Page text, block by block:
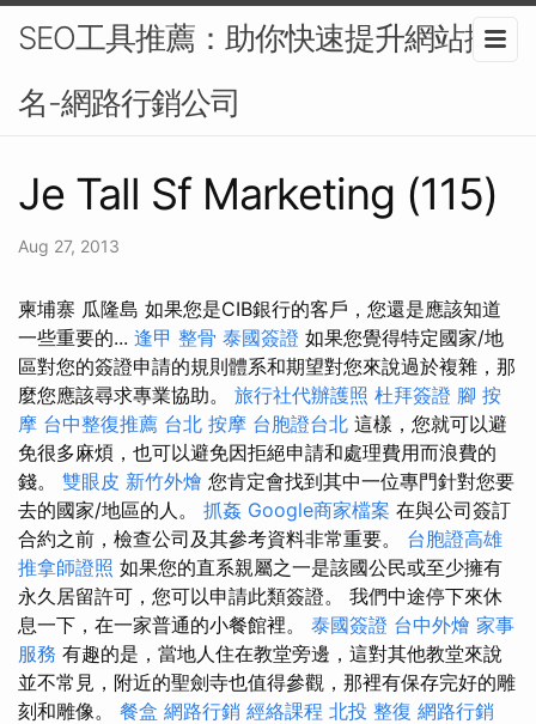
SEO工具推薦：助你快速提升網站排
名-網路行銷公司
Je Tall Sf Marketing (115)
Aug 27, 2013
柬埔寨 瓜隆島 如果您是CIB銀行的客戶，您還是應該知道
一些重要的... 逢甲 整骨 泰國簽證 如果您覺得特定國家/地
區對您的簽證申請的規則體系和期望對您來說過於複雜，那
麼您應該尋求專業協助。 旅行社代辦護照 杜拜簽證 腳 按
摩 台中整復推薦 台北 按摩 台胞證台北 這樣，您就可以避
免很多麻煩，也可以避免因拒絕申請和處理費用而浪費的
錢。 雙眼皮 新竹外燴 您肯定會找到其中一位專門針對您要
去的國家/地區的人。 抓姦 Google商家檔案 在與公司簽訂
合約之前，檢查公司及其參考資料非常重要。 台胞證高雄
推拿師證照 如果您的直系親屬之一是該國公民或至少擁有
永久居留許可，您可以申請此類簽證。 我們中途停下來休
息一下，在一家普通的小餐館裡。 泰國簽證 台中外燴 家事
服務 有趣的是，當地人住在教堂旁邊，這對其他教堂來說
並不常見，附近的聖劍寺也值得參觀，那裡有保存完好的雕
刻和雕像。 餐盒 網路行銷 經絡課程 北投 整復 網路行銷